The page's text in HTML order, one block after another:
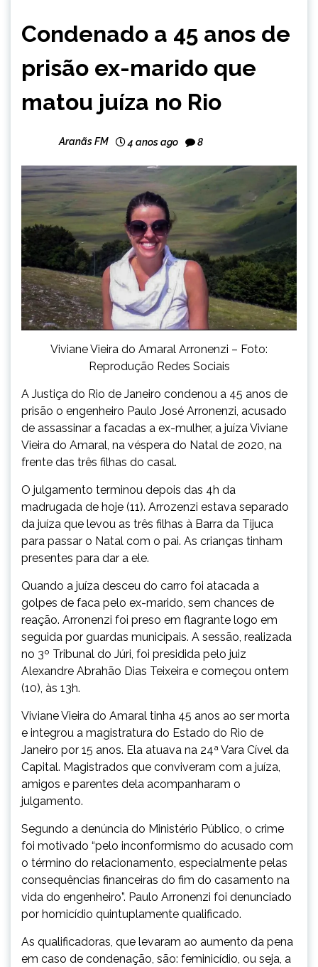
NOTÍCIAS
Condenado a 45 anos de
prisão ex-marido que
matou juíza no Rio
Aranãs FM 4 anos ago 8
Viviane Vieira do Amaral Arronenzi – Foto:
Reprodução Redes Sociais
A Justiça do Rio de Janeiro condenou a 45 anos de
prisão o engenheiro Paulo José Arronenzi, acusado
de assassinar a facadas a ex-mulher, a juíza Viviane
Vieira do Amaral, na véspera do Natal de 2020, na
frente das três filhas do casal.
O julgamento terminou depois das 4h da
madrugada de hoje (11). Arrozenzi estava separado
da juíza que levou as três filhas à Barra da Tijuca
para passar o Natal com o pai. As crianças tinham
presentes para dar a ele.
Quando a juíza desceu do carro foi atacada a
golpes de faca pelo ex-marido, sem chances de
reação. Arronenzi foi preso em flagrante logo em
seguida por guardas municipais. A sessão, realizada
no 3º Tribunal do Júri, foi presidida pelo juiz
Alexandre Abrahão Dias Teixeira e começou ontem
(10), às 13h.
Viviane Vieira do Amaral tinha 45 anos ao ser morta
e integrou a magistratura do Estado do Rio de
Janeiro por 15 anos. Ela atuava na 24ª Vara Cível da
Capital. Magistrados que conviveram com a juíza,
amigos e parentes dela acompanharam o
julgamento.
Segundo a denúncia do Ministério Público, o crime
foi motivado “pelo inconformismo do acusado com
o término do relacionamento, especialmente pelas
consequências financeiras do fim do casamento na
vida do engenheiro”. Paulo Arronenzi foi denunciado
por homicídio quintuplamente qualificado.
As qualificadoras, que levaram ao aumento da pena
em caso de condenação, são: feminicídio, ou seja, a